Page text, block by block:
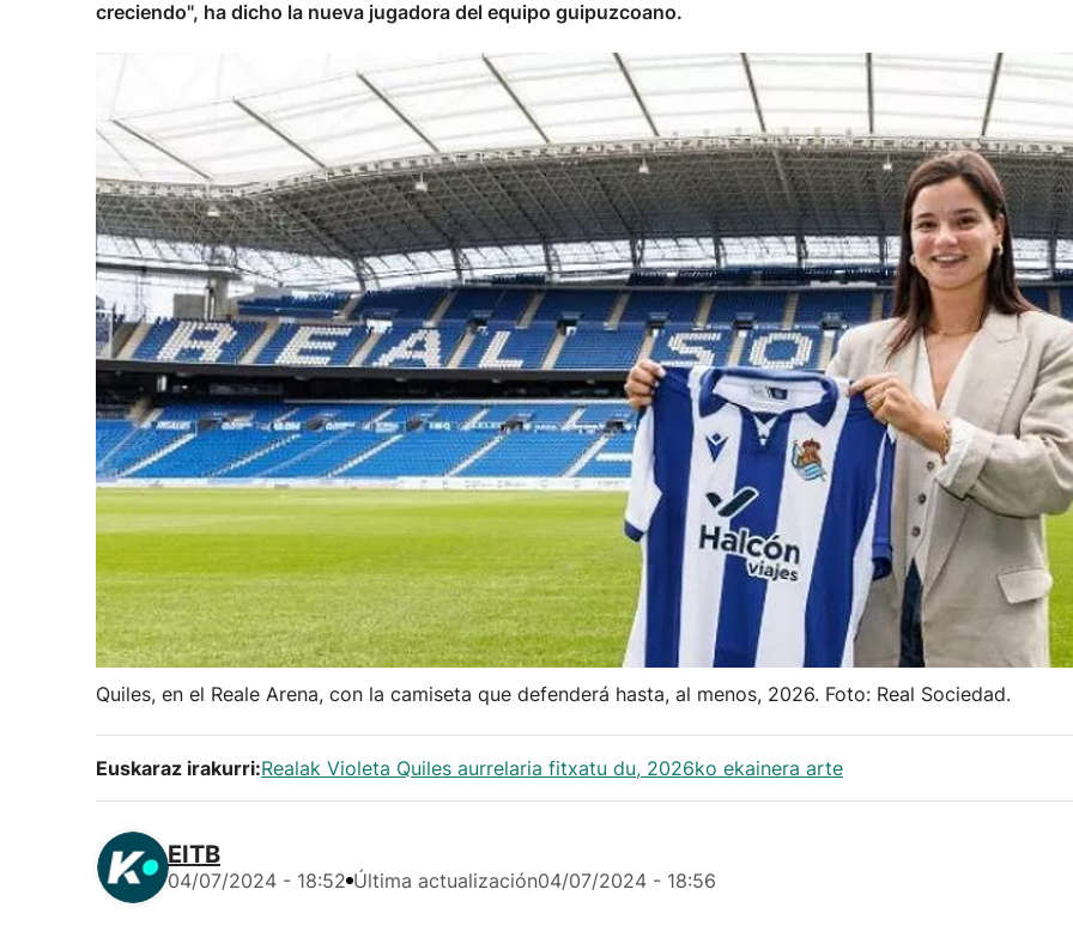
creciendo", ha dicho la nueva jugadora del equipo guipuzcoano.
Quiles, en el Reale Arena, con la camiseta que defenderá hasta, al menos, 2026. Foto: Real Sociedad.
Euskaraz irakurri:Realak Violeta Quiles aurrelaria fitxatu du, 2026ko ekainera arte
EITB
04/07/2024 - 18:52 Última actualización04/07/2024 - 18:56